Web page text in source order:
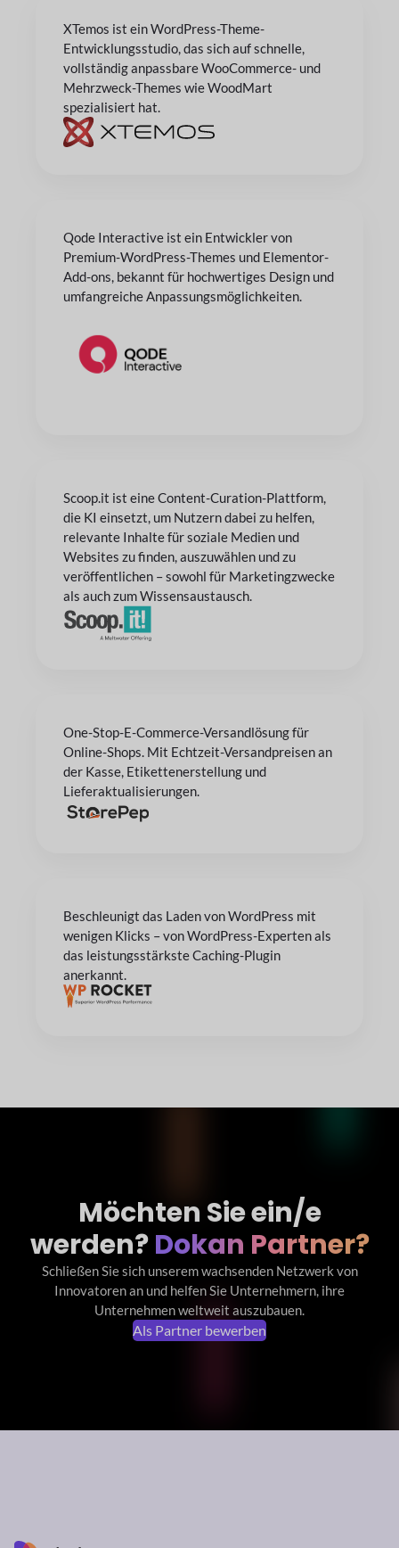
XTemos ist ein WordPress-Theme-
Entwicklungsstudio, das sich auf schnelle,
vollständig anpassbare WooCommerce- und
Mehrzweck-Themes wie WoodMart
spezialisiert hat.
Qode Interactive ist ein Entwickler von
Premium-WordPress-Themes und Elementor-
Add-ons, bekannt für hochwertiges Design und
umfangreiche Anpassungsmöglichkeiten.
Scoop.it ist eine Content-Curation-Plattform,
die KI einsetzt, um Nutzern dabei zu helfen,
relevante Inhalte für soziale Medien und
Websites zu finden, auszuwählen und zu
veröffentlichen – sowohl für Marketingzwecke
als auch zum Wissensaustausch.
One-Stop-E-Commerce-Versandlösung für
Online-Shops. Mit Echtzeit-Versandpreisen an
der Kasse, Etikettenerstellung und
Lieferaktualisierungen.
Beschleunigt das Laden von WordPress mit
wenigen Klicks – von WordPress-Experten als
das leistungsstärkste Caching-Plugin
anerkannt.
Möchten Sie ein/e
werden?Dokan Partner?
Schließen Sie sich unserem wachsenden Netzwerk von
Innovatoren an und helfen Sie Unternehmern, ihre
Unternehmen weltweit auszubauen.
Als Partner bewerben